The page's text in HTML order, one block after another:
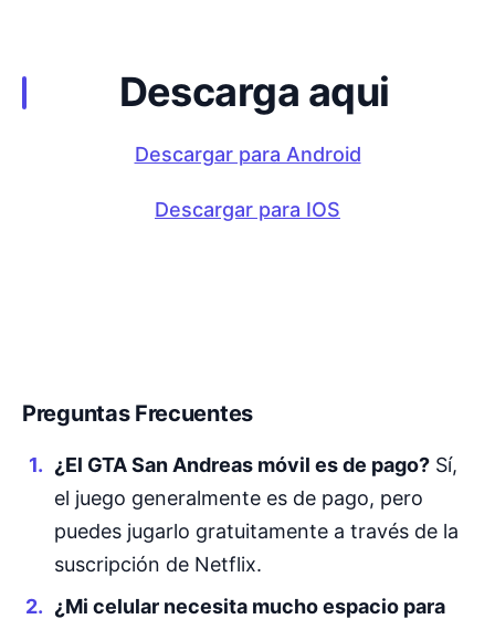
Descarga aqui
Descargar para Android
Descargar para IOS
Preguntas Frecuentes
¿El GTA San Andreas móvil es de pago?Sí,
el juego generalmente es de pago, pero
puedes jugarlo gratuitamente a través de la
suscripción de Netflix.
¿Mi celular necesita mucho espacio para